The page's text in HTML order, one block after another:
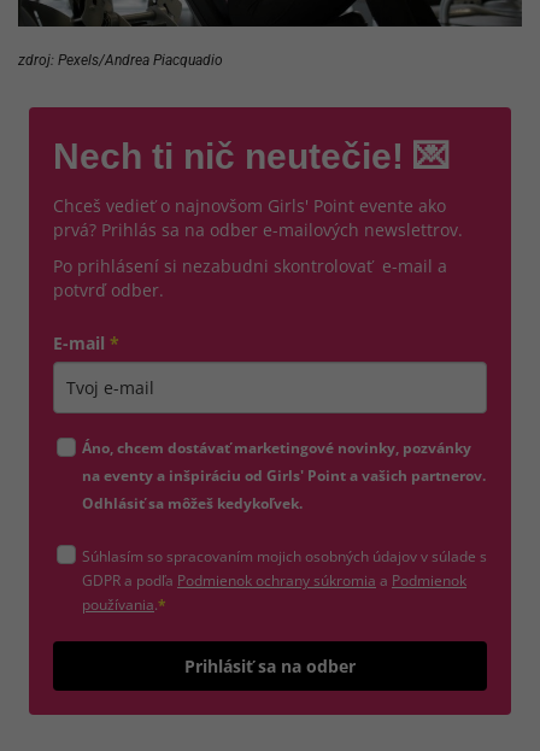
zdroj: Pexels/Andrea Piacquadio
Nech ti nič neutečie! 💌
Chceš vedieť o najnovšom Girls' Point evente ako
prvá? Prihlás sa na odber e-mailových newslettrov.
Po prihlásení si nezabudni skontrolovať e-mail a
potvrď odber.
E-mail *
Áno, chcem dostávať marketingové novinky, pozvánky
na eventy a inšpiráciu od Girls' Point a vašich partnerov.
Odhlásiť sa môžeš kedykoľvek.
Súhlasím so spracovaním mojich osobných údajov v súlade s
GDPR a podľa Podmienok ochrany súkromia (otvorí sa v novom okne)
a Podmienok
používania(otvorí sa v novom okne)
.*
Prihlásiť sa na odber